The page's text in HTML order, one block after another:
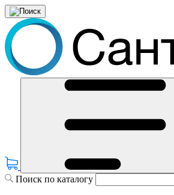
Поиск по каталогу